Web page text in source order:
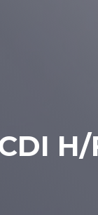
H/